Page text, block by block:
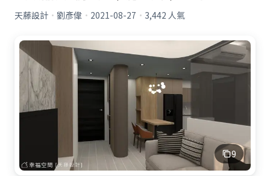
天藤設計 · 劉彥偉 · 2021-08-27 · 3,442 人氣
9